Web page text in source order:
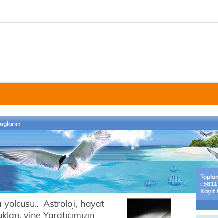
Astroloji, hayat
yine Yaratıcımızın
: 5811
Kayıt